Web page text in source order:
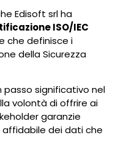
Edisoft srl ha
ISO/IEC
che definisce i
della Sicurezza
significativo nel
volontà di offrire ai
garanzie
dei dati che